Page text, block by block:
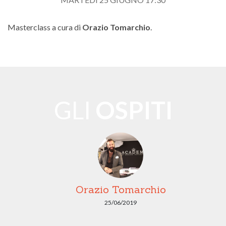
Masterclass a cura di Orazio Tomarchio.
Orazio Tomarchio
25/06/2019